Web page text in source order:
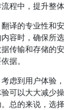
程中，提升整体
译的专业性和
容时，确保所
传输和存储的
据。
虑到用户体验
可以大大减少
总的来说，选